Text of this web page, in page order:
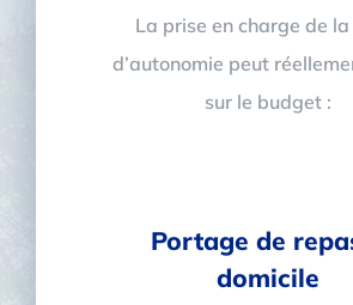
La prise en charge de
d’autonomie peut
sur le budget :
Portage de
domicile